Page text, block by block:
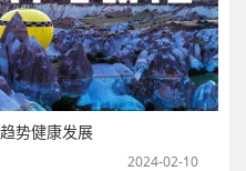
势健康发展
2024-02-10